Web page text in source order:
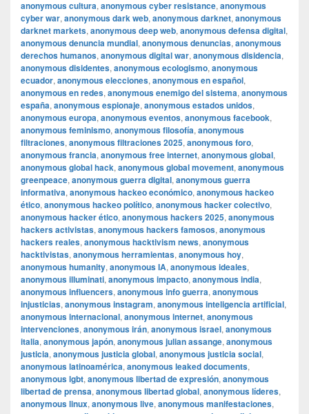
anonymous cultura, anonymous cyber resistance, anonymous
cyber war, anonymous dark web, anonymous darknet, anonymous
darknet markets, anonymous deep web, anonymous defensa digital,
anonymous denuncia mundial, anonymous denuncias, anonymous
derechos humanos, anonymous digital war, anonymous disidencia,
anonymous disidentes, anonymous ecologismo, anonymous
ecuador, anonymous elecciones, anonymous en español,
anonymous en redes, anonymous enemigo del sistema, anonymous
españa, anonymous espionaje, anonymous estados unidos,
anonymous europa, anonymous eventos, anonymous facebook,
anonymous feminismo, anonymous filosofía, anonymous
filtraciones, anonymous filtraciones 2025, anonymous foro,
anonymous francia, anonymous free internet, anonymous global,
anonymous global hack, anonymous global movement, anonymous
greenpeace, anonymous guerra digital, anonymous guerra
informativa, anonymous hackeo económico, anonymous hackeo
ético, anonymous hackeo político, anonymous hacker colectivo,
anonymous hacker ético, anonymous hackers 2025, anonymous
hackers activistas, anonymous hackers famosos, anonymous
hackers reales, anonymous hacktivism news, anonymous
hacktivistas, anonymous herramientas, anonymous hoy,
anonymous humanity, anonymous IA, anonymous ideales,
anonymous illuminati, anonymous impacto, anonymous india,
anonymous influencers, anonymous info guerra, anonymous
injusticias, anonymous instagram, anonymous inteligencia artificial,
anonymous internacional, anonymous internet, anonymous
intervenciones, anonymous irán, anonymous israel, anonymous
italia, anonymous japón, anonymous julian assange, anonymous
justicia, anonymous justicia global, anonymous justicia social,
anonymous latinoamérica, anonymous leaked documents,
anonymous lgbt, anonymous libertad de expresión, anonymous
libertad de prensa, anonymous libertad global, anonymous líderes,
anonymous linux, anonymous live, anonymous manifestaciones,